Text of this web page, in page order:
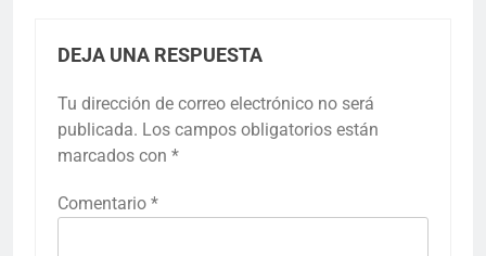
DEJA UNA RESPUESTA
Tu dirección de correo electrónico no será
publicada. Los campos obligatorios están
marcados con *
Comentario *